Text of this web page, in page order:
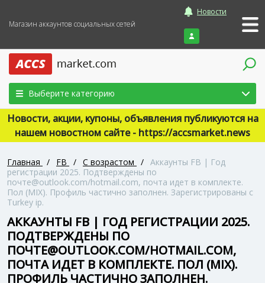
Магазин аккаунтов социальных сетей
Новости
Войти
Выберите категорию
Новости, акции, купоны, объявления публикуются на
нашем новостном сайте - https://accsmarket.news
Главная / FB / С возрастом / Аккаунты FB | Год
регистрации 2025. Подтверждены по
почте@outlook.com/hotmail.com, почта идет в комплекте.
Пол (MIX). Профиль частично заполнен. Зарегистрированы с
Turkey ip.
АККАУНТЫ FB | ГОД РЕГИСТРАЦИИ 2025.
ПОДТВЕРЖДЕНЫ ПО
ПОЧТЕ@OUTLOOK.COM/HOTMAIL.COM,
ПОЧТА ИДЕТ В КОМПЛЕКТЕ. ПОЛ (MIX).
ПРОФИЛЬ ЧАСТИЧНО ЗАПОЛНЕН.